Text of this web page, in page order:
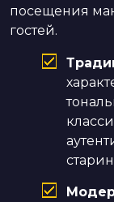
посещения
гостей.